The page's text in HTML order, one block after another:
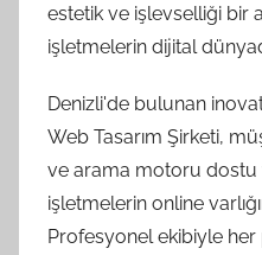
estetik ve işlevselliği bir
işletmelerin dijital
Denizli'de bulunan
Web Tasarım Şirketi,
ve arama motoru dostu
işletmelerin online
Profesyonel ekibiyle